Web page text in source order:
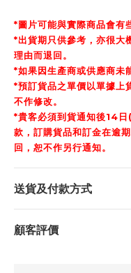
*圖片可能與實際商品會有
*出貨期只供參考，亦很大
理由而退回。
*如果因生產商或供應商未
*預訂貨品之單價以單據上
不作修改。
*貴客必須到貨通知後14
款，訂購貨品和訂金在逾
回，恕不作另行通知。
送貨及付款方式
顧客評價